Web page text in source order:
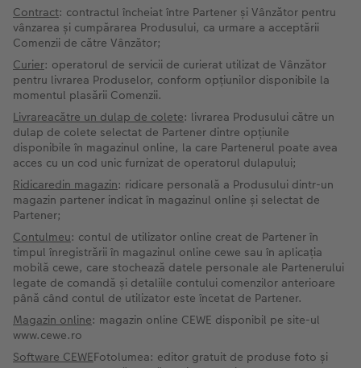
Contract: contractul încheiat între Partener și Vânzător pentru
vânzarea și cumpărarea Produsului, ca urmare a acceptării
Comenzii de către Vânzător;
Curier: operatorul de servicii de curierat utilizat de Vânzător
pentru livrarea Produselor, conform opțiunilor disponibile la
momentul plasării Comenzii.
Livrareacătre un dulap de colete: livrarea Produsului către un
dulap de colete selectat de Partener dintre opțiunile
disponibile în magazinul online, la care Partenerul poate avea
acces cu un cod unic furnizat de operatorul dulapului;
Ridicaredin magazin: ridicare personală a Produsului dintr-un
magazin partener indicat în magazinul online și selectat de
Partener;
Contulmeu: contul de utilizator online creat de Partener în
timpul înregistrării în magazinul online cewe sau în aplicația
mobilă cewe, care stochează datele personale ale Partenerului
legate de comandă și detaliile contului comenzilor anterioare
până când contul de utilizator este încetat de Partener.
Magazin online: magazin online CEWE disponibil pe site-ul
www.cewe.ro
Software CEWEFotolumea: editor gratuit de produse foto și